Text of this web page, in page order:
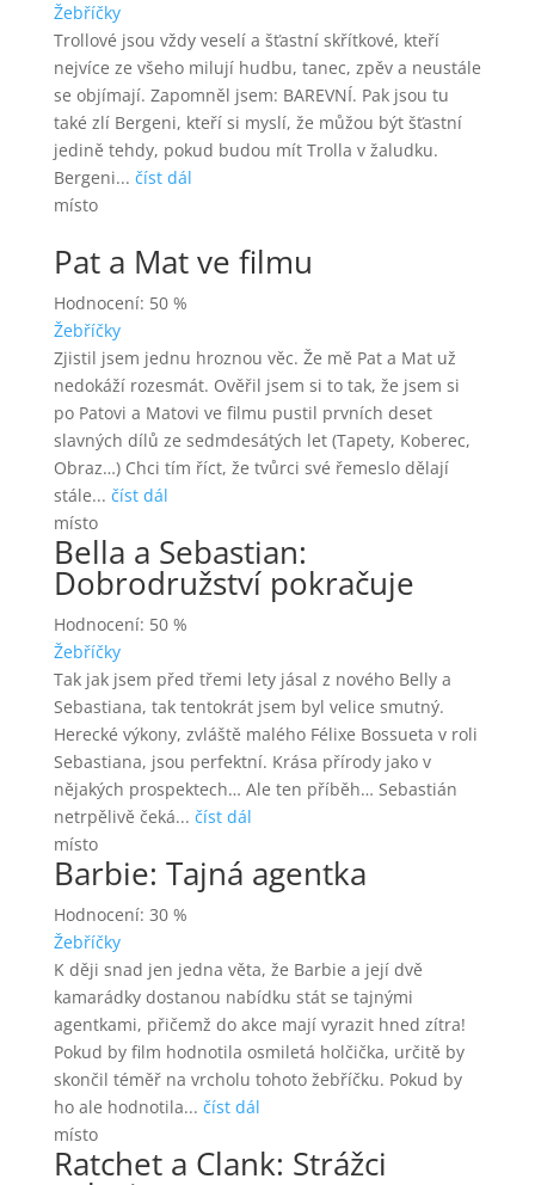
Žebříčky
Trollové jsou vždy veselí a šťastní skřítkové, kteří
nejvíce ze všeho milují hudbu, tanec, zpěv a neustále
se objímají. Zapomněl jsem: BAREVNÍ. Pak jsou tu
také zlí Bergeni, kteří si myslí, že můžou být šťastní
jedině tehdy, pokud budou mít Trolla v žaludku.
Bergeni... číst dál
místo
Pat a Mat ve filmu
Hodnocení: 50 %
Žebříčky
Zjistil jsem jednu hroznou věc. Že mě Pat a Mat už
nedokáží rozesmát. Ověřil jsem si to tak, že jsem si
po Patovi a Matovi ve filmu pustil prvních deset
slavných dílů ze sedmdesátých let (Tapety, Koberec,
Obraz…) Chci tím říct, že tvůrci své řemeslo dělají
stále... číst dál
místo
Bella a Sebastian:
Dobrodružství pokračuje
Hodnocení: 50 %
Žebříčky
Tak jak jsem před třemi lety jásal z nového Belly a
Sebastiana, tak tentokrát jsem byl velice smutný.
Herecké výkony, zvláště malého Félixe Bossueta v roli
Sebastiana, jsou perfektní. Krása přírody jako v
nějakých prospektech… Ale ten příběh… Sebastián
netrpělivě čeká... číst dál
místo
Barbie: Tajná agentka
Hodnocení: 30 %
Žebříčky
K ději snad jen jedna věta, že Barbie a její dvě
kamarádky dostanou nabídku stát se tajnými
agentkami, přičemž do akce mají vyrazit hned zítra!
Pokud by film hodnotila osmiletá holčička, určitě by
skončil téměř na vrcholu tohoto žebříčku. Pokud by
ho ale hodnotila... číst dál
místo
Ratchet a Clank: Strážci